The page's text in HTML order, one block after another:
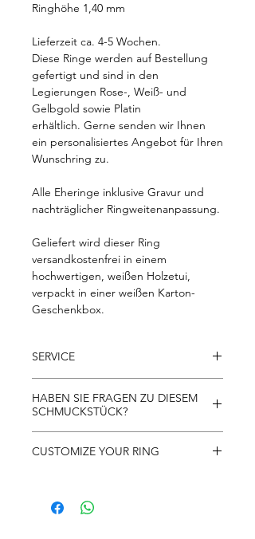
Ringhöhe 1,40 mm
Lieferzeit ca. 4-5 Wochen.
Diese Ringe werden auf Bestellung
gefertigt und sind in den
Legierungen Rose-, Weiß- und
Gelbgold sowie Platin
erhältlich. Gerne senden wir Ihnen
ein personalisiertes Angebot für Ihren
Wunschring zu.
Alle Eheringe inklusive Gravur und
nachträglicher Ringweitenanpassung.
Geliefert wird dieser Ring
versandkostenfrei in einem
hochwertigen, weißen Holzetui,
verpackt in einer weißen Karton-
Geschenkbox.
SERVICE
EU
- 30 Tage Rückgaberecht
- kostenlose Rücksendung innerhalb
Österreichs
HABEN SIE FRAGEN ZU DIESEM
SCHMUCKSTÜCK?
unseren Schmuckstücken per Telefon
office@fritzweismann.com
CUSTOMIZE YOUR RING
WEISMANN sind individuell
personalisierbar. In Ringgröße,